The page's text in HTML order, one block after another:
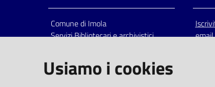
Comune di Imola
Servizi Bibliotecari e archivistici
Italia
centralino: tel 0542.6026.36 fax
email
Usiamo i cookies